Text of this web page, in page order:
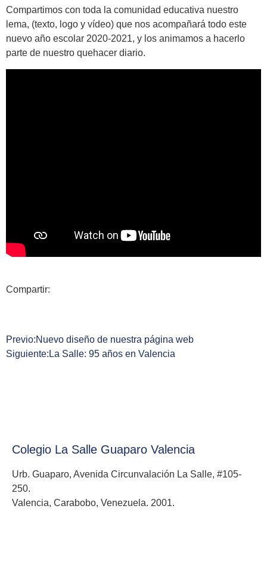
Compartimos con toda la comunidad educativa nuestro
lema, (texto, logo y vídeo) que nos acompañará todo este
nuevo año escolar 2020-2021, y los animamos a hacerlo
parte de nuestro quehacer diario.
Compartir:
Previo:Nuevo diseño de nuestra página web
Siguiente: La Salle: 95 años en Valencia
Colegio La Salle Guaparo Valencia
Urb. Guaparo, Avenida Circunvalación La Salle, #105-
250.
Valencia, Carabobo, Venezuela. 2001.